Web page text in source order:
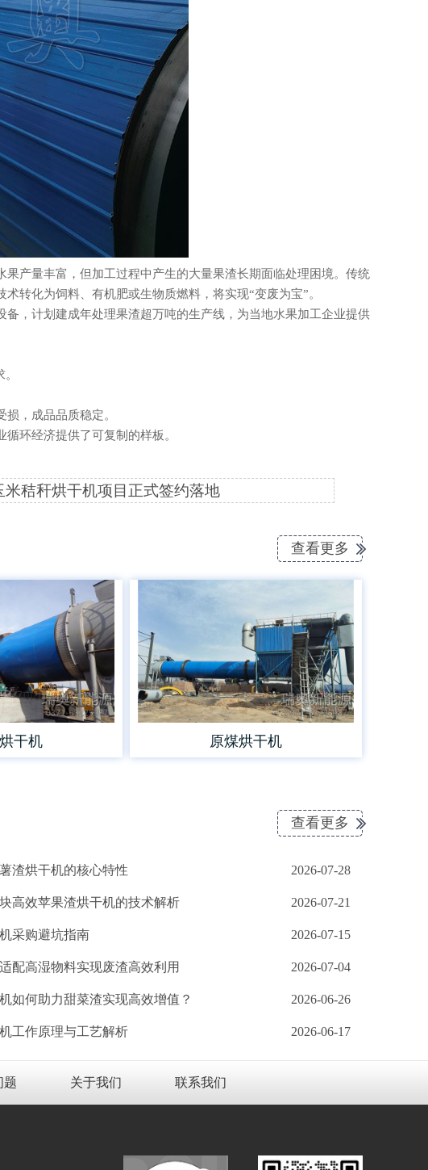
产量丰富，但加工过程中产生的大量果渣长期面临处理困境。传统
转化为饲料、有机肥或生物质燃料，将实现“变废为宝”。
计划建成年处理果渣超万吨的生产线，为当地水果加工企业提供
，成品品质稳定。
环经济提供了可复制的样板。
米秸秆烘干机项目正式签约落地
查看更多
干机 原煤烘干机
查看更多
渣烘干机的核心特性 2026-07-28
高效苹果渣烘干机的技术解析 2026-07-21
采购避坑指南 2026-07-15
配高湿物料实现废渣高效利用 2026-07-04
如何助力甜菜渣实现高效增值？ 2026-06-26
工作原理与工艺解析 2026-06-17
题 关于我们 联系我们